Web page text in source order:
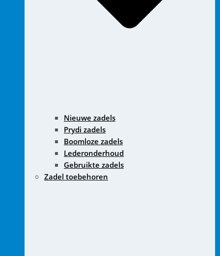
Nieuwe zadels
Prydi zadels
Boomloze zadels
Lederonderhoud
Gebruikte zadels
Zadel toebehoren